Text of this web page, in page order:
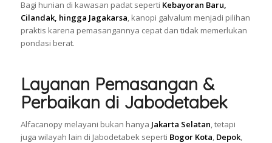
Bagi hunian di kawasan padat seperti Kebayoran Baru,
Cilandak, hingga Jagakarsa , kanopi galvalum menjadi pilihan
praktis karena pemasangannya cepat dan tidak memerlukan
pondasi berat.
Layanan Pemasangan &
Perbaikan di Jabodetabek
Alfacanopy melayani bukan hanya Jakarta Selatan , tetapi
juga wilayah lain di Jabodetabek seperti Bogor Kota Depok,